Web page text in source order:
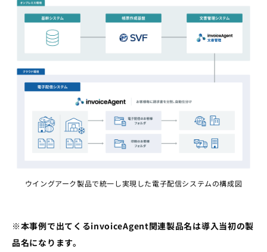
ウイングアーク製品で統一し実現した電子配信システムの構成図
※本事例で出てくるinvoiceAgent関連製品名は導入当初の製
品名になります。